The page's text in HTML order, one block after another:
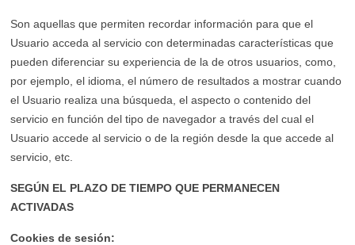
Son aquellas que permiten recordar información para que el
Usuario acceda al servicio con determinadas características que
pueden diferenciar su experiencia de la de otros usuarios, como,
por ejemplo, el idioma, el número de resultados a mostrar cuando
el Usuario realiza una búsqueda, el aspecto o contenido del
servicio en función del tipo de navegador a través del cual el
Usuario accede al servicio o de la región desde la que accede al
servicio, etc.
SEGÚN EL PLAZO DE TIEMPO QUE PERMANECEN
ACTIVADAS
Cookies de sesión: